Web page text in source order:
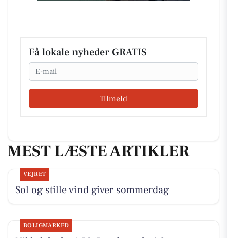
Få lokale nyheder GRATIS
Email
Tilmeld
MEST LÆSTE ARTIKLER
VEJRET
Sol og stille vind giver sommerdag
BOLIGMARKED